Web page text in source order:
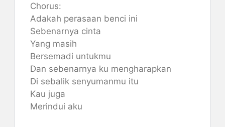
Chorus:
Adakah perasaan benci ini
Sebenarnya cinta
Yang masih
Bersemadi untukmu
Dan sebenarnya ku mengharapkan
Di sebalik senyumanmu itu
Kau juga
Merindui aku